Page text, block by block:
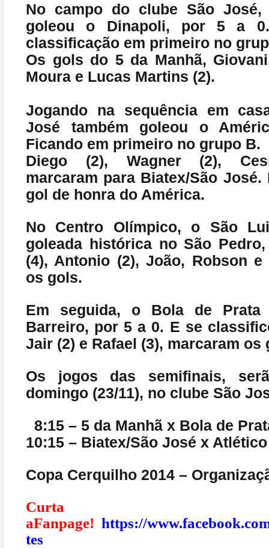
No campo do clube São
goleou o Dinapoli, por 5 a
classificação em primeiro no
Os gols do 5 da Manhã,
Moura e Lucas Martins (2).
Jogando na sequência em
José também goleou o
Ficando em primeiro no grupo B.
Diego (2), Wagner (2),
marcaram para Biatex/São José.
gol de honra do América.
No Centro Olímpico, o São
goleada histórica no São
(4), Antonio (2), João, Robson e
os gols.
Em seguida, o Bola de Prata
Barreiro, por 5 a 0. E se
Jair (2) e Rafael (3), marcaram os
Os jogos das semifinais,
domingo (23/11), no clube São
8:15 – 5 da Manhã x Bola de
10:15 – Biatex/São José x
Copa Cerquilho 2014 –
Curta
aFanpage! https://
tes